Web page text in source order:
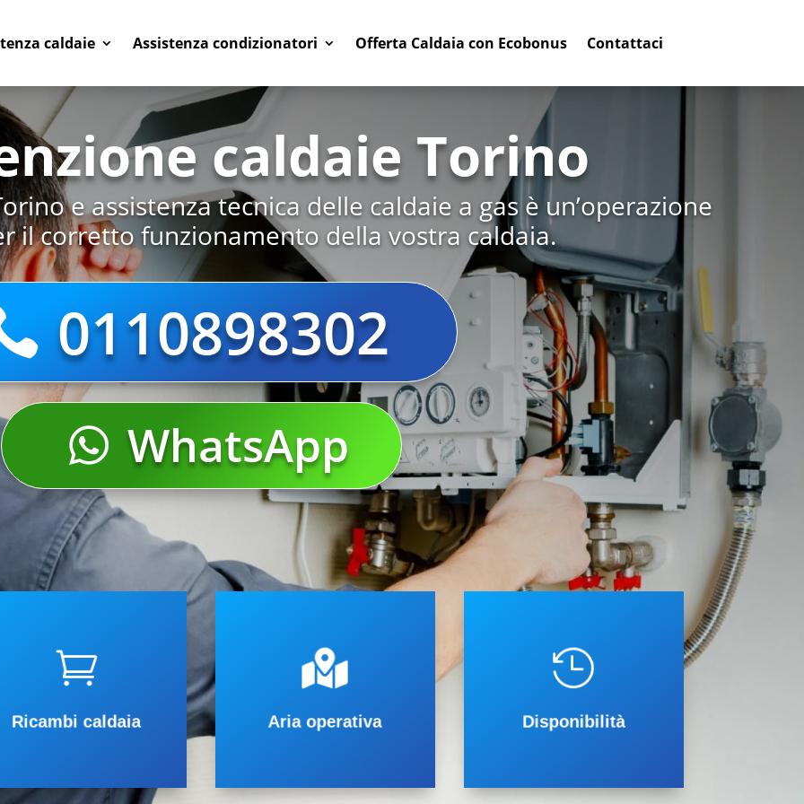
caldaie Assistenza condizionatori Offerta Caldaia con Ecobonus Contattaci
caldaie Torino
e assistenza tecnica delle caldaie a gas è un’operazione
il corretto funzionamento della vostra caldaia.
0110898302
WhatsApp

Ricambi caldaia
Un magazzino con oltre 6.000
nostro sistema informatizzato
collegato direttamente al 
Aria operativa
TORINO e Provincia 
Disponibilità
Disponibilità 24H
Manutenzione Caldaie Torino
e scaldabagni a gas è
operativo 24 su 24h
Centro specializzato manutenzione caldaieufficiale
Viessmann, Arca, Biasi, Bongioanni, Hermann Saunier Duval,
Lamborghini, Sime, Step.